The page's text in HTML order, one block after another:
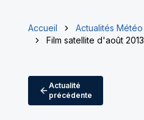
Accueil
Actualités Météo
Film satellite d'août 2013
Actualité
précédente